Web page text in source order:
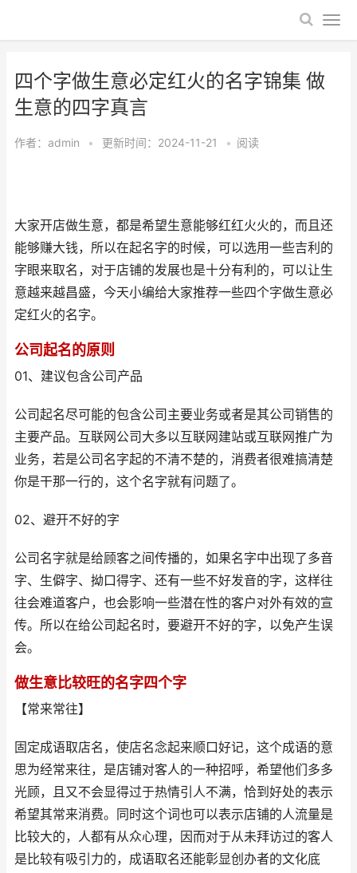
四个字做生意必定红火的名字锦集 做
生意的四字真言
作者： admin • 更新时间：2024-11-21 • 阅读
大家开店做生意，都是希望生意能够红红火火的，而且还
能够赚大钱，所以在起名字的时候，可以选用一些吉利的
字眼来取名，对于店铺的发展也是十分有利的，可以让生
意越来越昌盛，今天小编给大家推荐一些四个字做生意必
定红火的名字。
公司起名的原则
01、建议包含公司产品
公司起名尽可能的包含公司主要业务或者是其公司销售的
主要产品。互联网公司大多以互联网建站或互联网推广为
业务，若是公司名字起的不清不楚的，消费者很难搞清楚
你是干那一行的，这个名字就有问题了。
02、避开不好的字
公司名字就是给顾客之间传播的，如果名字中出现了多音
字、生僻字、拗口得字、还有一些不好发音的字，这样往
往会难道客户，也会影响一些潜在性的客户对外有效的宣
传。所以在给公司起名时，要避开不好的字，以免产生误
会。
做生意比较旺的名字四个字
【常来常往】
固定成语取店名，使店名念起来顺口好记，这个成语的意
思为经常来往，是店铺对客人的一种招呼，希望他们多多
光顾，且又不会显得过于热情引人不满，恰到好处的表示
希望其常来消费。同时这个词也可以表示店铺的人流量是
比较大的，人都有从众心理，因而对于从未拜访过的客人
是比较有吸引力的，成语取名还能彰显创办者的文化底